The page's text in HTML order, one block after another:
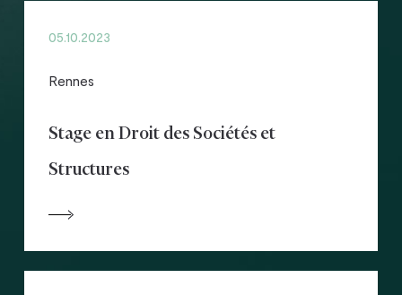
05.10.2023
Rennes
Stage en Droit des Sociétés et
Structures